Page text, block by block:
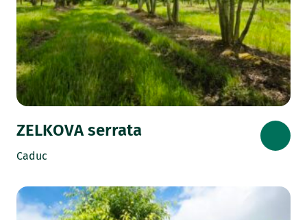
ZELKOVA serrata
Caduc